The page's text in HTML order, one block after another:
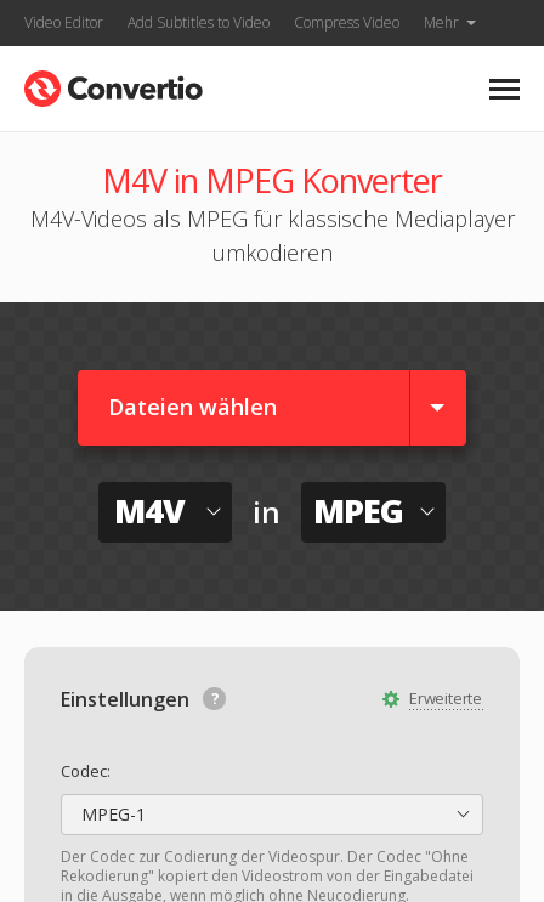
Video Editor Add Subtitles to Video Compress Video Mehr
M4V in MPEG Konverter
M4V-Videos als MPEG für klassische Mediaplayer
umkodieren
Dateien wählen
M4V in MPEG
Erweiterte
Einstellungen
Codec:
MPEG-1
Der Codec zur Codierung der Videospur. Der Codec "Ohne
Rekodierung" kopiert den Videostrom von der Eingabedatei
in die Ausgabe, wenn möglich ohne Neucodierung.